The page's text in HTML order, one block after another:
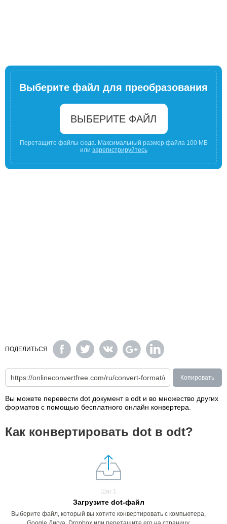
Выберите файл для преобразования
ВЫБЕРИТЕ ФАЙЛ
Перетащите файлы сюда. Максимальный размер файла 100 МБ
или зарегистрируйтесь
ПОДЕЛИТЬСЯ
Копировать
Вы можете перевести dot документ в odt и во множество других
форматов с помощью бесплатного онлайн конвертера.
Как конвертировать dot в odt?
Шаг 1
Загрузите dot-файл
Выберите файл, который вы хотите конвертировать с компьютера,